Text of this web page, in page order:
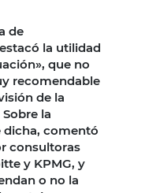
de
la utilidad
que no
recomendable
de la
la
comentó
consultoras
y KPMG, y
o no la